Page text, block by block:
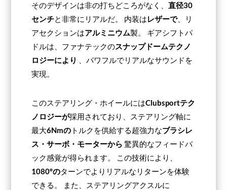
そのデザインは非の打ちどころがなく、直径30
センチと非常にリアルだ。 内装はレザーで、リ
アセクションはアルミニウム製。 ギアシフトパ
ドルは、ファナテックのスナップドームテクノ
ロジーにより
、パワフルでリアルなサウンドを
実現。
このステアリング・ホイールにはClubsportテク
ノロジーが採用されており、ステアリング軸に
最大6Nmの トルクを供給する超強力なブラシレ
ス・サーボ・モーターから驚異的なフィードバ
ック感覚が得られます。 この技術により、
1080ºのターンでよりリアルなリターンを体験
できる。 また、ステアリングアクスルに